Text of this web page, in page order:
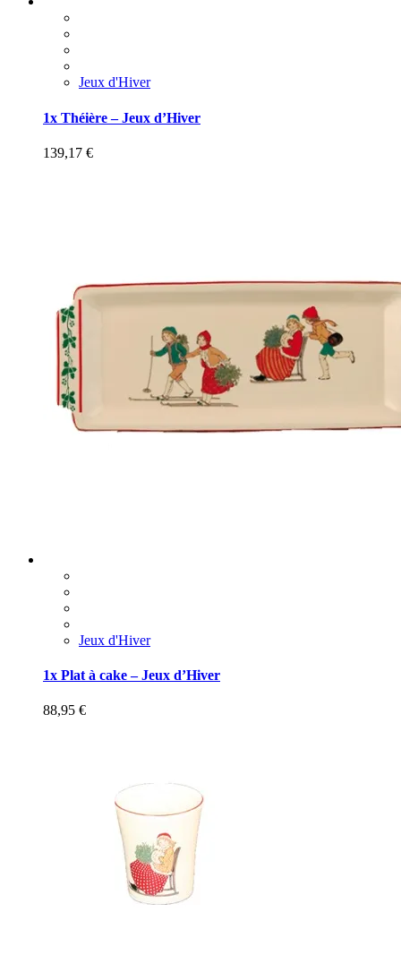
Jeux d'Hiver
1x Théière – Jeux d’Hiver
139,17 €
Jeux d'Hiver
1x Plat à cake – Jeux d’Hiver
88,95 €